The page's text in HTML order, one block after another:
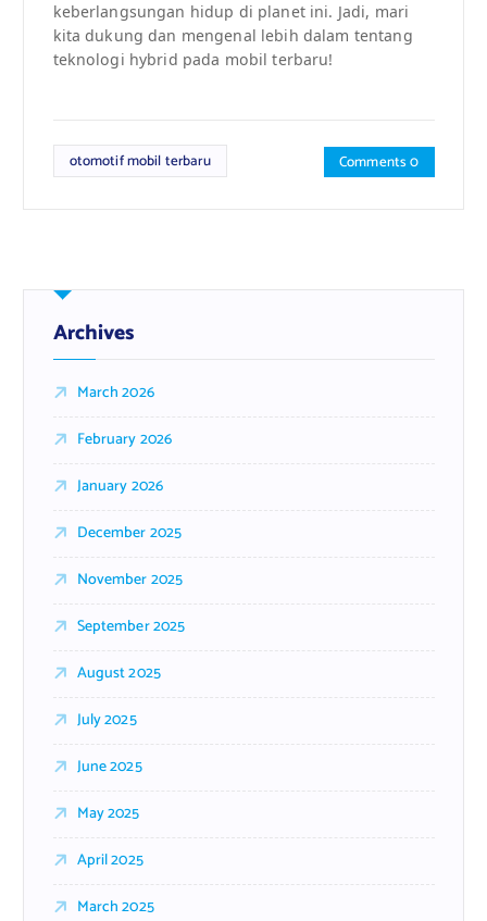
keberlangsungan hidup di planet ini. Jadi, mari
kita dukung dan mengenal lebih dalam tentang
teknologi hybrid pada mobil terbaru!
otomotif mobil terbaru Comments 0
Archives
March 2026
February 2026
January 2026
December 2025
November 2025
September 2025
August 2025
July 2025
June 2025
May 2025
April 2025
March 2025